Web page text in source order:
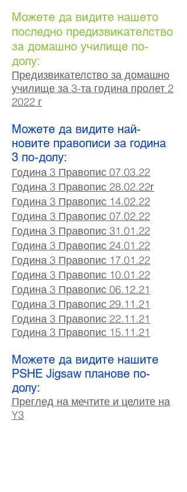
Можете да видите нашето
последно предизвикателство
за домашно училище по-
долу:
Предизвикателство за домашно
училище за 3-та година пролет 2
2022 г
Можете да видите най-
новите правописи за година
3 по-долу:
Година 3 Правопис 07.03.22
Година 3 Правопис 28.02.22г
Година 3 Правопис 14.02.22
Година 3 Правопис 07.02.22
Година 3 Правопис 31.01.22
Година 3 Правопис 24.01.22
Година 3 Правопис 17.01.22
Година 3 Правопис 10.01.22
Година 3 Правопис 06.12.21
Година 3 Правопис 29.11.21
Година 3 Правопис 22.11.21
Година 3 Правопис 15.11.21
Можете да видите нашите
PSHE Jigsaw планове по-
долу:
Преглед на мечтите и целите на
Y3